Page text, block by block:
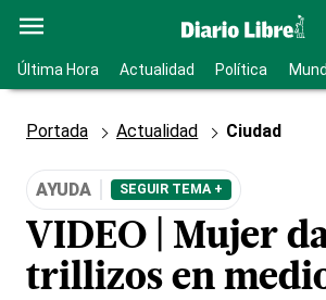
Última Hora Actualidad Política
Portada Actualidad Ciudad
AYUDA SEGUIR TEMA +
VIDEO | Mujer
trillizos en